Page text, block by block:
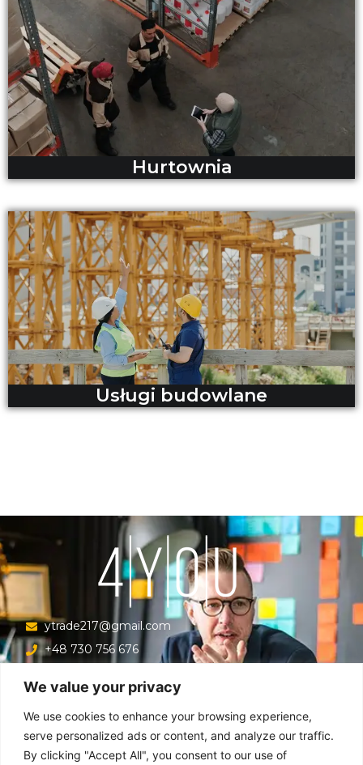
We value your privacy
We use cookies to enhance your browsing experience,
serve personalized ads or content, and analyze our traffic.
By clicking "Accept All", you consent to our use of
Hurtownia
Usługi budowlane
ytrade217@gmail.com
+48 730 756 676
Menu
Główna